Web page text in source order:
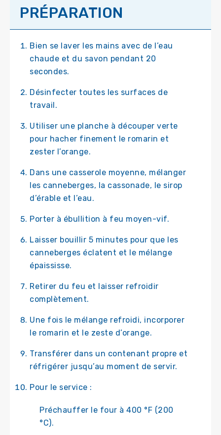
PRÉPARATION
Bien se laver les mains avec de l’eau
chaude et du savon pendant 20
secondes.
Désinfecter toutes les surfaces de
travail.
Utiliser une planche à découper verte
pour hacher finement le romarin et
zester l’orange.
Dans une casserole moyenne, mélanger
les canneberges, la cassonade, le sirop
d’érable et l’eau.
Porter à ébullition à feu moyen-vif.
Laisser bouillir 5 minutes pour que les
canneberges éclatent et le mélange
épaississe.
Retirer du feu et laisser refroidir
complètement.
Une fois le mélange refroidi, incorporer
le romarin et le zeste d’orange.
Transférer dans un contenant propre et
réfrigérer jusqu’au moment de servir.
Pour le service :
Préchauffer le four à 400 °F (200
°C).